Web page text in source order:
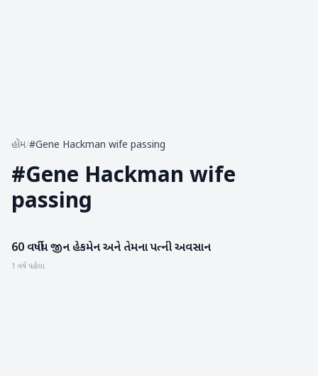
હોમ/#Gene Hackman wife passing
#Gene Hackman wife
passing
આંતરરાષ્ટ્રીય
60 વર્ષીય જીન હેકમેન અને તેમના પત્ની અવસાન
1 વર્ષ પહેલા